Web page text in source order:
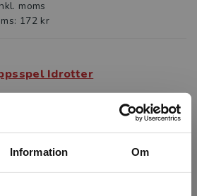
Information Om
moms
172 kr
Idrotter
Begreppsspel är tänkta
och som läsövning
som det tränar olika begrep...
moms